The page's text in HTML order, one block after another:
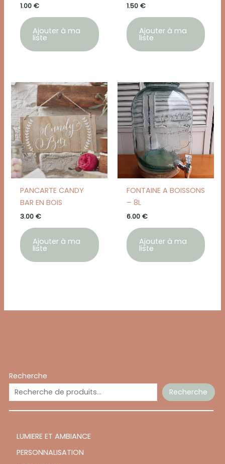
Recherche
Recherche
LUMIERE ET AMBIANCE
PERSONNALISATION
1.00 €
Ajouter à ma
liste
1.50 €
Ajouter à ma
liste
PANCARTE CANDY
BAR EN BOIS
3.00 €
Ajouter à ma
liste
FONTAINE A BOISSONS
– 8L
6.00 €
Ajouter à ma
liste